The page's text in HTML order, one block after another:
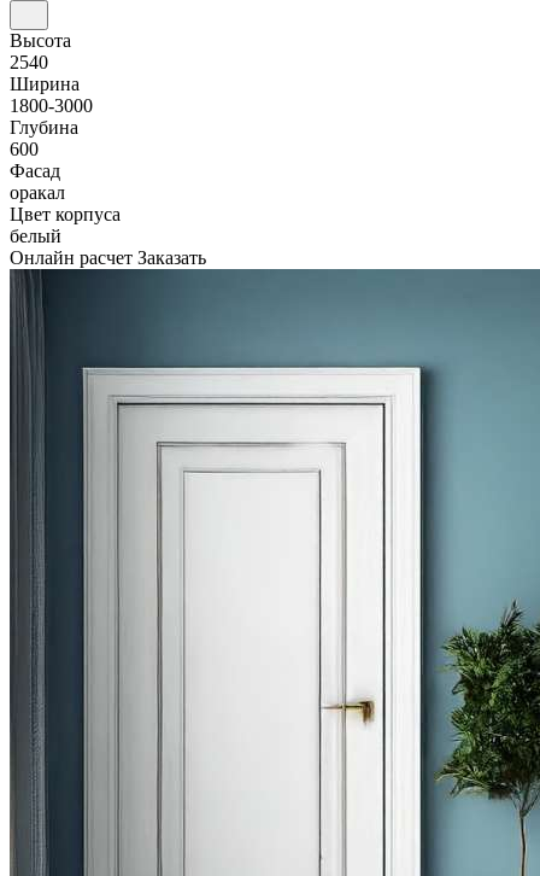
Высота
2540
Ширина
1800-3000
Глубина
600
Фасад
оракал
Цвет корпуса
белый
Онлайн расчет Заказать